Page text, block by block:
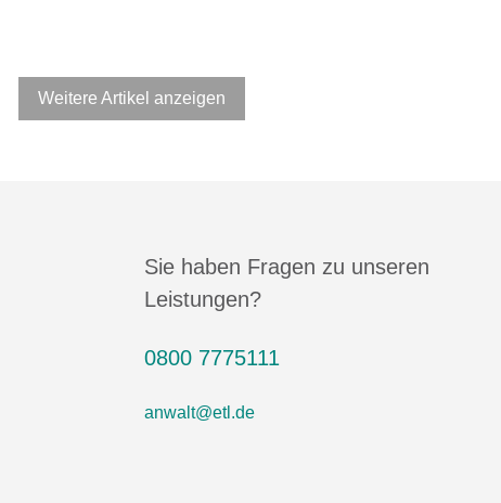
Weitere Artikel anzeigen
Sie haben Fragen zu unseren
Leistungen?
0800 7775111
anwalt@etl.de